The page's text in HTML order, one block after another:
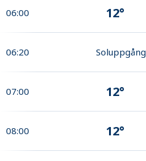
06:00 12°
06:20 Soluppgång
07:00 12°
08:00 12°